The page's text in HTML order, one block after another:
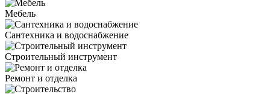
Мебель
Сантехника и водоснабжение
Строительный инструмент
Ремонт и отделка